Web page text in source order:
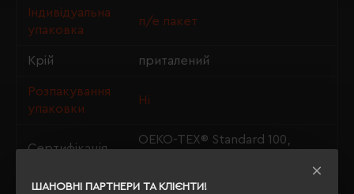
ШАНОВНІ ПАРТНЕРИ ТА КЛІЄНТИ!
Індивідуальна
упаковка
п/е пакет
Крій приталений
Розпакування
упаковки
Ні
Сертифікація
OEKO-TEX® Standard 100,
Особливості прання при 60